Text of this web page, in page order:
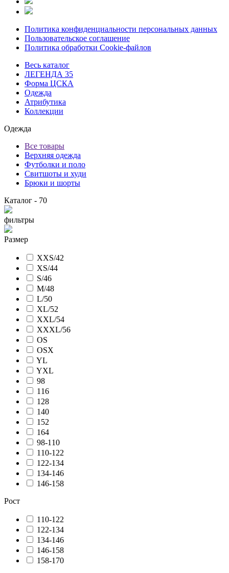
Политика конфиденциальности персональных данных
Пользовательское соглашение
Политика обработки Cookie-файлов
Весь каталог
ЛЕГЕНДА 35
Форма ЦСКА
Одежда
Атрибутика
Коллекции
Одежда
Все товары
Верхняя одежда
Футболки и поло
Свитшоты и худи
Брюки и шорты
Каталог - 70
фильтры
Размер
XXS/42
XS/44
S/46
M/48
L/50
XL/52
XXL/54
XXXL/56
OS
OSX
YL
YXL
98
116
128
140
152
164
98-110
110-122
122-134
134-146
146-158
Рост
110-122
122-134
134-146
146-158
158-170